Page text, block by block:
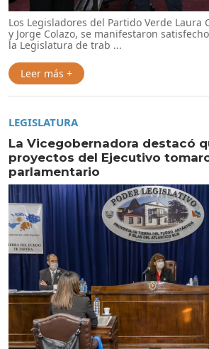
Los Legisladores del Partido Verde Laura
y Jorge Colazo, se manifestaron
la Legislatura de trab ...
Leer más +
LEGISLATURA
La Vicegobernadora destacó
proyectos del Ejecutivo
parlamentario